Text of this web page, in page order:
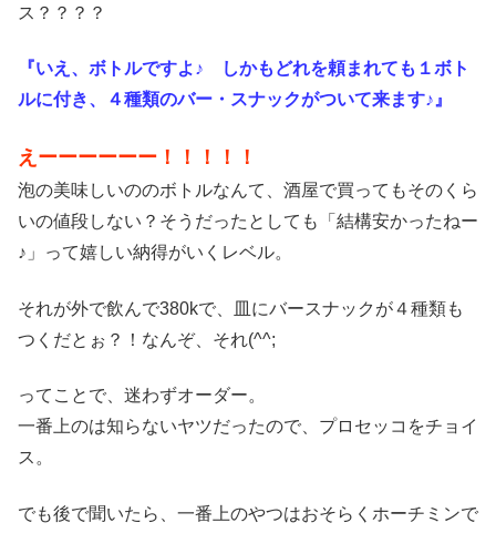
ス？？？？
『いえ、ボトルですよ♪ しかもどれを頼まれても１ボト
ルに付き、４種類のバー・スナックがついて来ます♪』
えーーーーーー！！！！！
泡の美味しいののボトルなんて、酒屋で買ってもそのくら
いの値段しない？そうだったとしても「結構安かったねー
♪」って嬉しい納得がいくレベル。
それが外で飲んで380kで、皿にバースナックが４種類も
つくだとぉ？！なんぞ、それ(^^;
ってことで、迷わずオーダー。
一番上のは知らないヤツだったので、プロセッコをチョイ
ス。
でも後で聞いたら、一番上のやつはおそらくホーチミンで